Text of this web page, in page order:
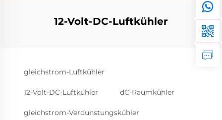
12-Volt-DC-Luftkühler
gleichstrom-Luftkühler
12-Volt-DC-Luftkühler dC-Raumkühler
gleichstrom-Verdunstungskühler